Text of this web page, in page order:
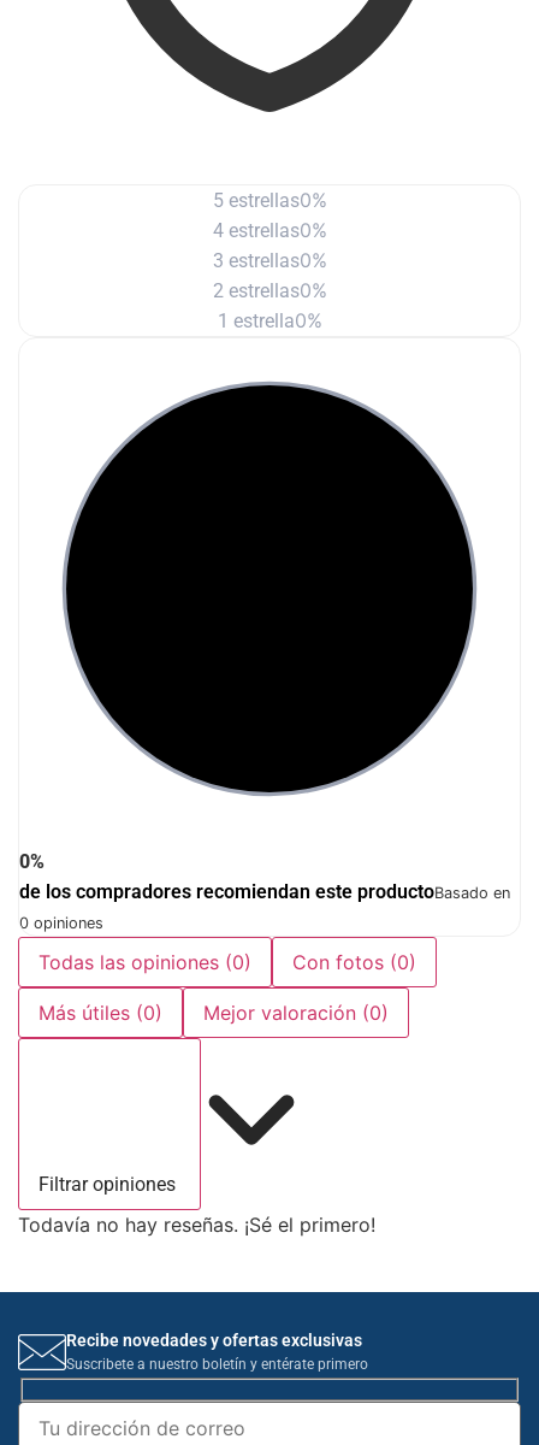
5 estrellas0%
4 estrellas0%
3 estrellas0%
2 estrellas0%
1 estrella0%
0%
de los compradores recomiendan este productoBasado en
0 opiniones
Todas las opiniones (0) Con fotos (0)
Más útiles (0) Mejor valoración (0)
Filtrar opiniones
Todavía no hay reseñas. ¡Sé el primero!
Recibe novedades y ofertas exclusivas
Suscribete a nuestro boletín y entérate primero